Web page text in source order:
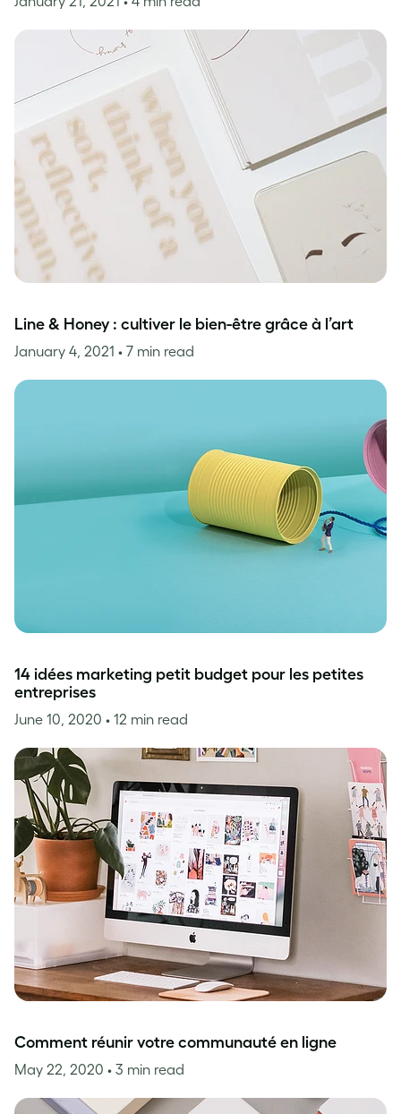
Line & Honey : cultiver le bien-être grâce à l’art
January 4, 2021 • 7 min read
14 idées marketing petit budget pour les petites
entreprises
June 10, 2020 • 12 min read
Comment réunir votre communauté en ligne
May 22, 2020 • 3 min read